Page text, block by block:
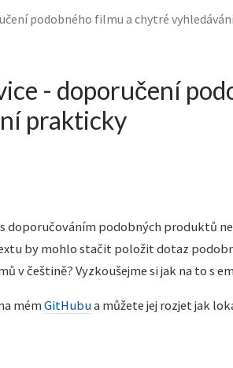
podobného filmu a chytré
- doporučení
prakticky
doporučováním podobných produktů
by mohlo stačit položit dotaz
v češtině? Vyzkoušejme si jak na to s
mém GitHubua můžete jej rozjet jak